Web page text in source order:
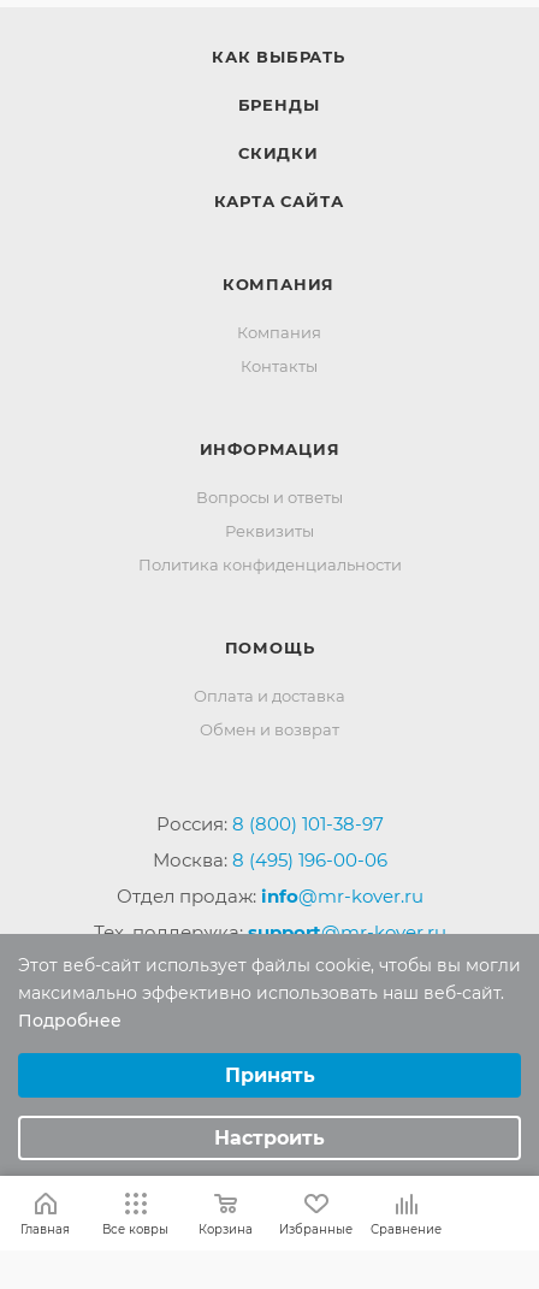
КАК ВЫБРАТЬ
БРЕНДЫ
СКИДКИ
КАРТА САЙТА
КОМПАНИЯ
Компания
Контакты
ИНФОРМАЦИЯ
Вопросы и ответы
Реквизиты
Политика конфиденциальности
ПОМОЩЬ
Оплата и доставка
Обмен и возврат
Россия: 8 (800) 101-38-97
Москва: 8 (495) 196-00-06
Отдел продаж: info@mr-kover.ru
Тех. поддержка:support@mr-kover.ru
материалов сайта без письменного разрешения
запрещено.
Главная Все ковры Корзина Избранные Сравнение
Этот веб-сайт использует файлы cookie, чтобы вы могли
максимально эффективно использовать наш веб-сайт.
Подробнее
Аналитические/Функциональные
Принять
Настроить